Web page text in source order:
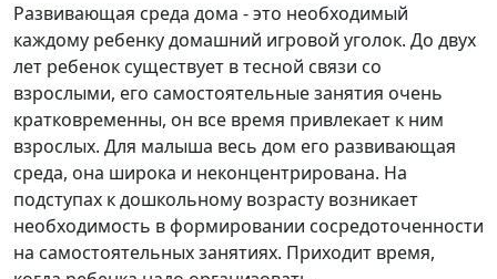
Развивающая среда дома - это необходимый
каждому ребенку домашний игровой уголок. До двух
лет ребенок существует в тесной связи со
взрослыми, его самостоятельные занятия очень
кратковременны, он все время привлекает к ним
взрослых. Для малыша весь дом его развивающая
среда, она широка и неконцентрирована. На
подступах к дошкольному возрасту возникает
необходимость в формировании сосредоточенности
на самостоятельных занятиях. Приходит время,